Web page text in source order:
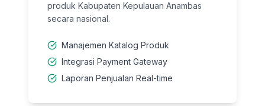
produk Kabupaten Kepulauan Anambas
secara nasional.
Manajemen Katalog Produk
Integrasi Payment Gateway
Laporan Penjualan Real-time